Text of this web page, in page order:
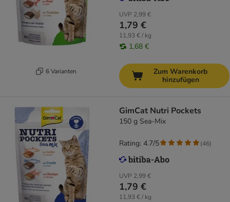
6 Varianten
UVP 2,99 €
1,79 €
11,93 € / kg
1,68 €
Zum Warenkorb
hinzufügen
GimCat Nutri Pockets
150 g Sea-Mix
UVP 2,99 €
1,79 €
11,93 € / kg
Rating: 4.7/5 (46)